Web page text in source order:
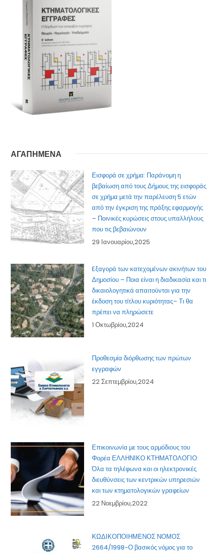
ΑΓΑΠΗΜΕΝΑ
Εισφορά σε χρήμα: Παράνομη η
βεβαίωση από τους Δήμους της εισφοράς
σε χρήμα μετά την παρέλευση 5 ετών
από την έγκριση της πράξης εφαρμογής
– Ποινικές κυρώσεις στους υπαλλήλους
που τις βεβαιώνουν
29 Ιανουαρίου,2025
Eξαγορά των κατεχομένων ακινήτων του
Δημοσίου – Ποια είναι η διαδικασία και τι
δικαιολογητικά απαιτούνται για την
έκδοση του τίτλου κυριότητας– Τι θα
πρέπει να πληρώσετε
1 Οκτωβρίου,2024
Προθεσμία διόρθωσης των πρώτων
εγγραφών
22 Σεπτεμβρίου,2024
Επικοινωνία με τους αρμόδιους του
Φορέα ΕΛΛΗΝΙΚΟ ΚΤΗΜΑΤΟΛΟΓΙΟ:
Όλα τα τηλέφωνα και οι ηλεκτρονικές
διευθύνσεις των κεντρικών υπηρεσιών
και των κτηματολογικών γραφείων
22 Νοεμβρίου,2022
ΚΩΔΙΚΟΠΟΙΗΜΕΝΟΣ ΝΟΜΟΣ
2664/1998-Ο βασικός νόμος για το